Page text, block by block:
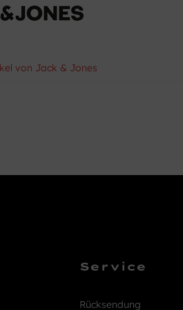
von Jack & Jones
Service
Rücksendung